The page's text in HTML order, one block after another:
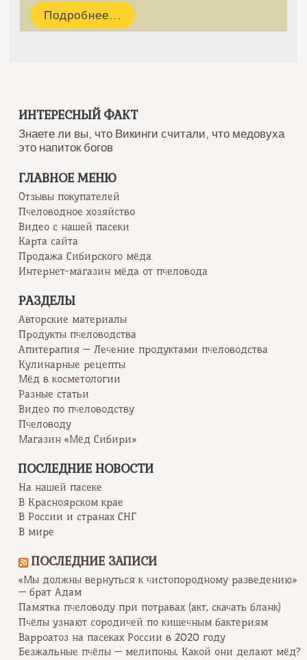
Подробнее...
ИНТЕРЕСНЫЙ ФАКТ
Знаете ли вы, что Викинги считали, что медовуха
это напиток богов
ГЛАВНОЕ МЕНЮ
Отзывы покупателей
Пчеловодное хозяйство
Видео с нашей пасеки
Карта сайта
Продажа Сибирского мёда
Интернет-магазин мёда от пчеловода
РАЗДЕЛЫ
Авторские материалы
Продукты пчеловодства
Апитерапия — Лечение продуктами пчеловодства
Кулинарные рецепты
Мёд в косметологии
Разные статьи
Видео по пчеловодству
Пчеловоду
Магазин «Мёд Сибири»
ПОСЛЕДНИЕ НОВОСТИ
На нашей пасеке
В Красноярском крае
В России и странах СНГ
В мире
ПОСЛЕДНИЕ ЗАПИСИ
«Мы должны вернуться к чистопородному разведению»
— брат Адам
Памятка пчеловоду при потравах (акт, скачать бланк)
Пчёлы узнают сородичей по кишечным бактериям
Варроатоз на пасеках России в 2020 году
Безжальные пчёлы — мелипоны. Какой они делают мёд?